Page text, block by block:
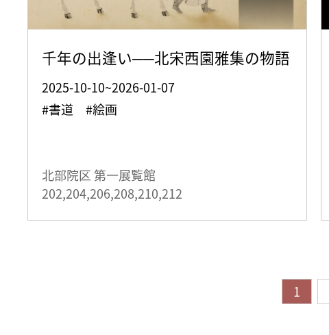
千年の出逢い──北宋西園雅集の物語
2025-10-10~2026-01-07
#書道 #絵画
北部院区 第一展覧館
202,204,206,208,210,212
1